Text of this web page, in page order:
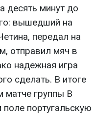
десять минут до
вышедший на
передал на
отправил мяч в
надежная игра
сделать. В итоге
матче группы В
португальскую